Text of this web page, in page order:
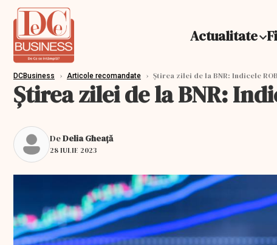
Actualitate
DCBusiness › Articole recomandate › Știrea zilei de la BNR: Indicele
Știrea zilei de la BNR:
DeDelia Gheață
28 IULIE 2023